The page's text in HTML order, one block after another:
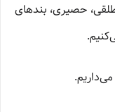
حصیری، بندهای